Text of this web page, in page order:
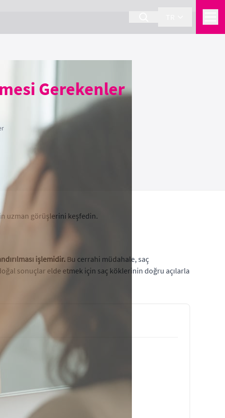
Gerekenler
uzman görüşlerini keşfedin.
işlemidir. Bu cerrahi müdahale, saç
sonuçlar elde etmek için saç köklerinin doğru açılarla